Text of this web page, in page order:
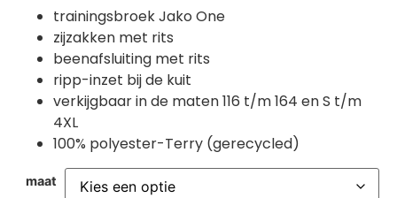
trainingsbroek Jako One
zijzakken met rits
beenafsluiting met rits
ripp-inzet bij de kuit
verkijgbaar in de maten 116 t/m 164 en S t/m
4XL
100% polyester-Terry (gerecycled)
maat